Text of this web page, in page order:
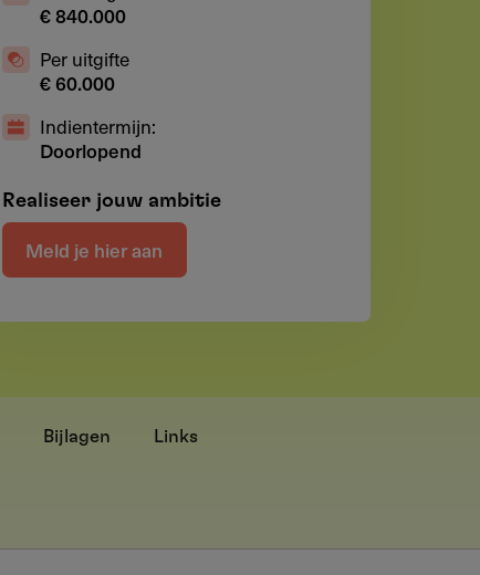
€ 840.000
Per uitgifte
€ 60.000
Indientermijn:
Doorlopend
Realiseer jouw ambitie
Meld je hier aan
Bijlagen Links